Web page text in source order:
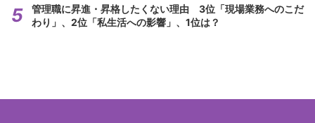
管理職に昇進・昇格したくない理由 3位「現場業務へのこだ
わり」、2位「私生活への影響」、1位は？